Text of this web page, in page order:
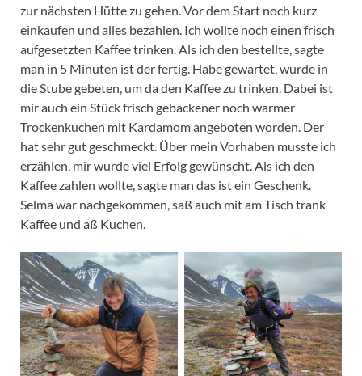
zur nächsten Hütte zu gehen. Vor dem Start noch kurz
einkaufen und alles bezahlen. Ich wollte noch einen frisch
aufgesetzten Kaffee trinken. Als ich den bestellte, sagte
man in 5 Minuten ist der fertig. Habe gewartet, wurde in
die Stube gebeten, um da den Kaffee zu trinken. Dabei ist
mir auch ein Stück frisch gebackener noch warmer
Trockenkuchen mit Kardamom angeboten worden. Der
hat sehr gut geschmeckt. Über mein Vorhaben musste ich
erzählen, mir wurde viel Erfolg gewünscht. Als ich den
Kaffee zahlen wollte, sagte man das ist ein Geschenk.
Selma war nachgekommen, saß auch mit am Tisch trank
Kaffee und aß Kuchen.